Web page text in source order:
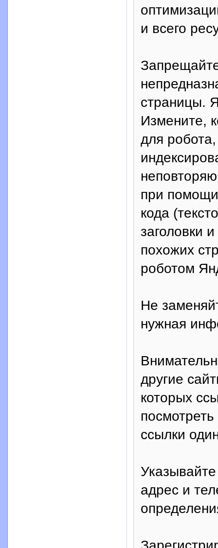
и всего
страницы.
Измените,
для
при помощи
кода
заголовки
похожих
роботом
Не
нужная
другие
которых
ссылки
адрес и